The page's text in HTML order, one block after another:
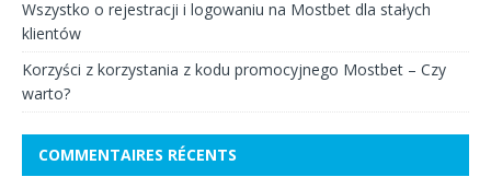
Wszystko o rejestracji i logowaniu na Mostbet dla stałych
klientów
Korzyści z korzystania z kodu promocyjnego Mostbet – Czy
warto?
COMMENTAIRES RÉCENTS